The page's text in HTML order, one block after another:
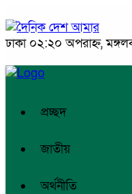
ঢাকা ০২:২০ অপরাহ্ন,
প্রচ্ছদ
জাতীয়
অর্থনীতি